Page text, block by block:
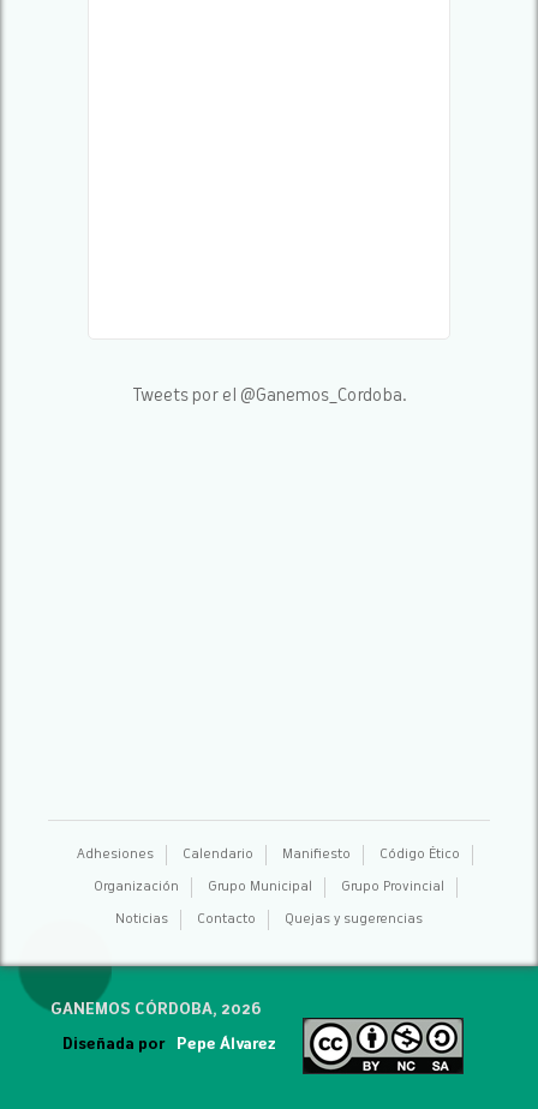
Tweets por el @Ganemos_Cordoba.
Adhesiones Calendario Manifiesto Código Ético
Organización Grupo Municipal Grupo Provincial
Noticias Contacto Quejas y sugerencias
GANEMOS CÓRDOBA, 2026
Diseñada por Pepe Álvarez